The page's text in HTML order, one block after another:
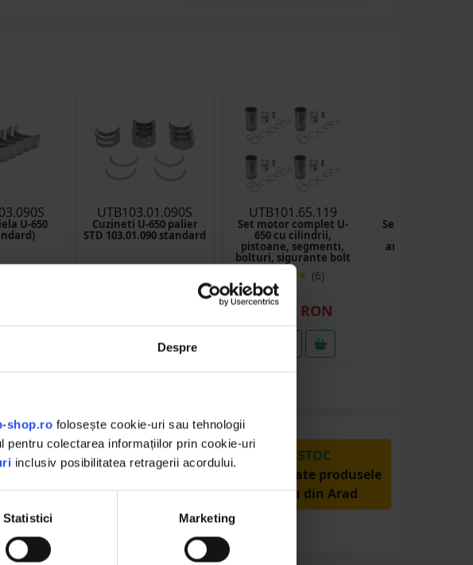
Despre
shop.ro folosește cookie-uri sau tehnologii
colectarea informațiilor prin cookie-uri
inclusiv posibilitatea retragerii acordului.
Statistici Marketing
U-650
UTB103.01.090S
Cuzineti U-650 palier
STD 103.01.090 standard
UTB101.65.119
Set motor complet U-
650 cu cilindrii,
pistoane, segmenti,
bolturi, sigurante bolt
si inele (6)
710.01 RON
Semicuzineti
arborele motor
de a
PRODUSE DIN STOC
Livrăm rapid, avem toate produsele
în depozitul nostru din Arad